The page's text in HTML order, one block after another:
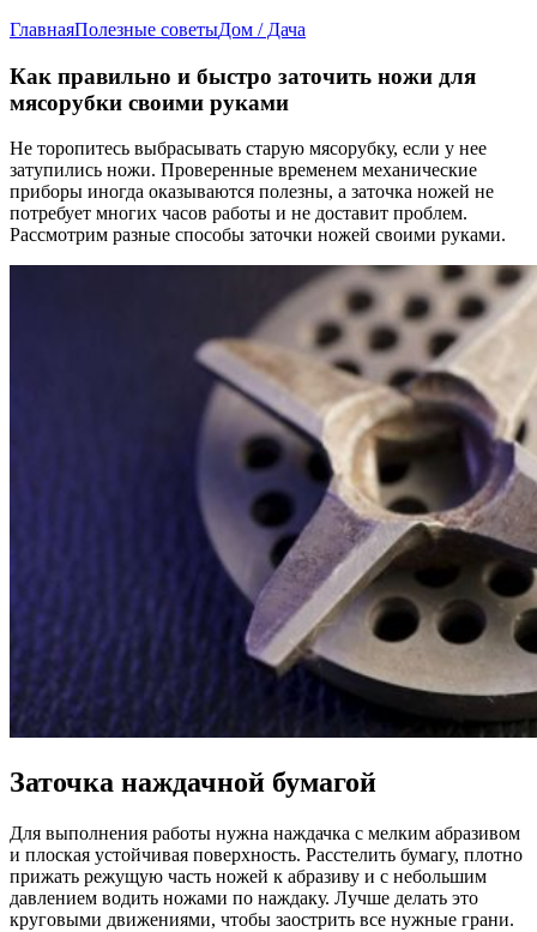
ГлавнаяПолезные советыДом / Дача
Как правильно и быстро заточить ножи для
мясорубки своими руками
Не торопитесь выбрасывать старую мясорубку, если у нее
затупились ножи. Проверенные временем механические
приборы иногда оказываются полезны, а заточка ножей не
потребует многих часов работы и не доставит проблем.
Рассмотрим разные способы заточки ножей своими руками.
Заточка наждачной бумагой
Для выполнения работы нужна наждачка с мелким абразивом
и плоская устойчивая поверхность. Расстелить бумагу, плотно
прижать режущую часть ножей к абразиву и с небольшим
давлением водить ножами по наждаку. Лучше делать это
круговыми движениями, чтобы заострить все нужные грани.